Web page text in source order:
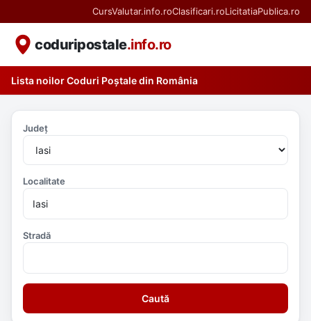
CursValutar.info.roClasificari.roLicitatiaPublica.ro
coduripostale.info.ro
Lista noilor Coduri Poștale din România
Județ
Localitate
Stradă
Caută